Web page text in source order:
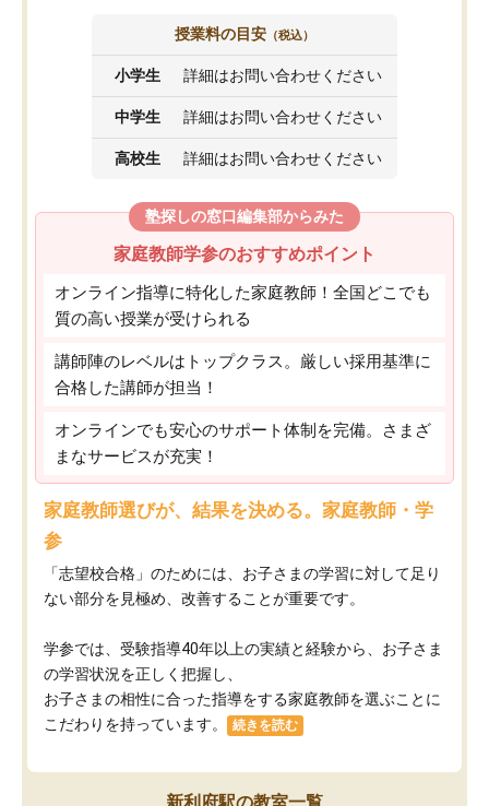
授業料の目安 （税込）
小学生 詳細はお問い合わせください
中学生 詳細はお問い合わせください
高校生 詳細はお問い合わせください
塾探しの窓口編集部からみた
家庭教師学参のおすすめポイント
オンライン指導に特化した家庭教師！全国どこでも
質の高い授業が受けられる
講師陣のレベルはトップクラス。厳しい採用基準に
合格した講師が担当！
オンラインでも安心のサポート体制を完備。さまざ
まなサービスが充実！
家庭教師選びが、結果を決める。家庭教師・学
参
「志望校合格」のためには、お子さまの学習に対して足り
ない部分を見極め、改善することが重要です。
学参では、受験指導40年以上の実績と経験から、お子さま
の学習状況を正しく把握し、
お子さまの相性に合った指導をする家庭教師を選ぶことに
こだわりを持っています。
続きを読む